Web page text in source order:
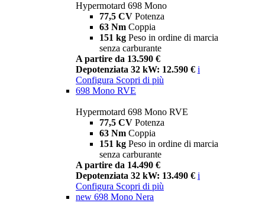
Hypermotard 698 Mono
77,5 CV Potenza
63 Nm Coppia
151 kg Peso in ordine di marcia
senza carburante
A partire da 13.590 €
Depotenziata 32 kW: 12.590 € i
Configura Scopri di più
698 Mono RVE
Hypermotard 698 Mono RVE
77,5 CV Potenza
63 Nm Coppia
151 kg Peso in ordine di marcia
senza carburante
A partire da 14.490 €
Depotenziata 32 kW: 13.490 € i
Configura Scopri di più
new 698 Mono Nera